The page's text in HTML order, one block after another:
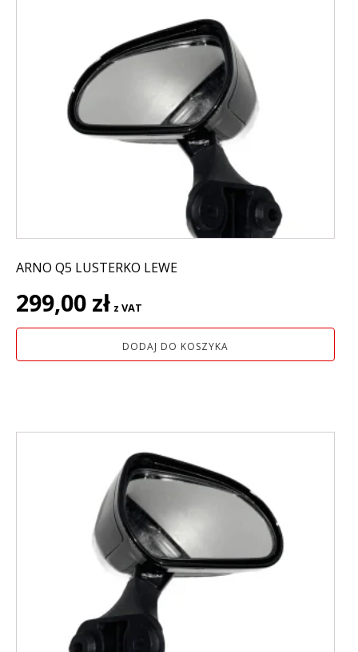
ARNO Q5 LUSTERKO LEWE
299,00 zł z VAT
DODAJ DO KOSZYKA